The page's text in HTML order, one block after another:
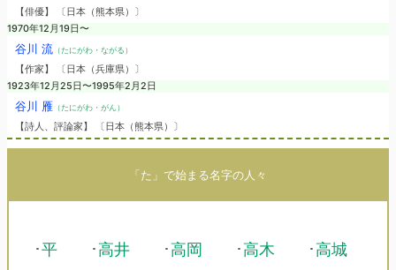
【俳優】 〔日本（熊本県）〕
1970年12月19日〜
谷川 流（たにがわ・ながる）
【作家】 〔日本（兵庫県）〕
1923年12月25日〜1995年2月2日
谷川 雁 （たにがわ・がん）
【詩人、評論家】 〔日本（熊本県）〕
「た」で始まる名字の人々
･平 ･高井 ･高岡 ･高木 ･高城